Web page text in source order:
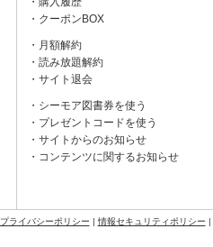
クーポンBOX
月額解約
読み放題解約
サイト退会
シーモア図書券を使う
プレゼントコードを使う
サイトからのお知らせ
コンテンツに関するお知らせ
プライバシーポリシー | 情報セキュリティポリシー |